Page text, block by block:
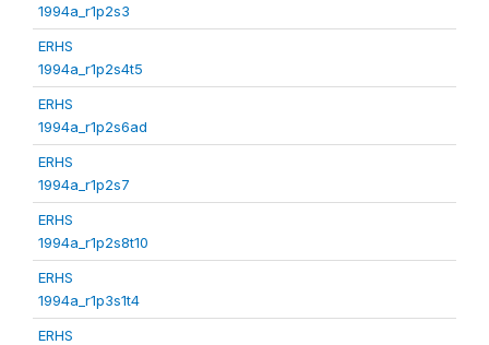
1994a_r1p2s3
ERHS
1994a_r1p2s4t5
ERHS
1994a_r1p2s6ad
ERHS
1994a_r1p2s7
ERHS
1994a_r1p2s8t10
ERHS
1994a_r1p3s1t4
ERHS